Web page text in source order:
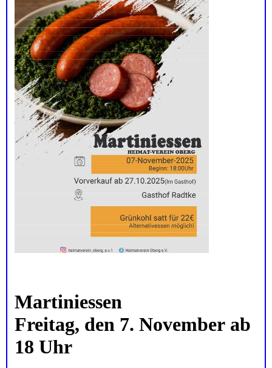
Martiniessen
Freitag, den 7. November ab
18 Uhr